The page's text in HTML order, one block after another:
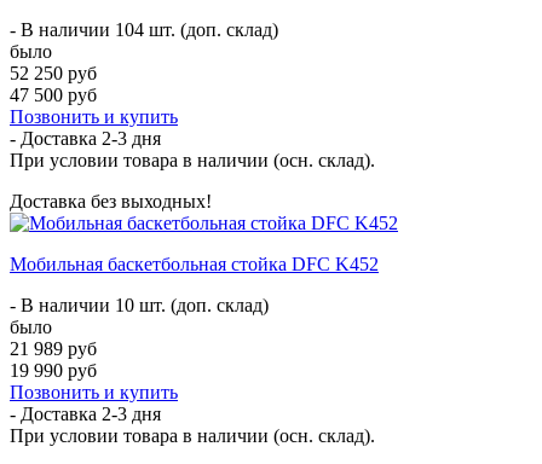
- В наличии 104 шт. (доп. склад)
было
52 250 руб
47 500 руб
Позвонить и купить
- Доставка 2-3 дня
При условии товара в наличии (осн. склад).
Доставка без выходных!
Мобильная баскетбольная стойка DFC K452
- В наличии 10 шт. (доп. склад)
было
21 989 руб
19 990 руб
Позвонить и купить
- Доставка 2-3 дня
При условии товара в наличии (осн. склад).